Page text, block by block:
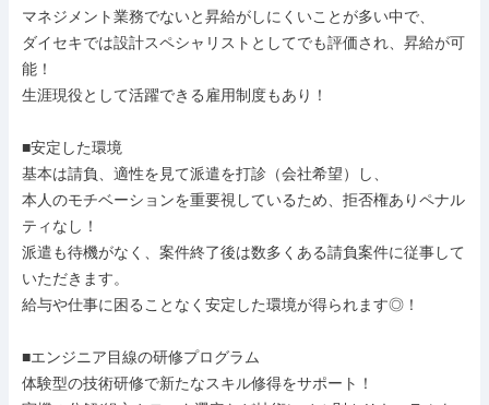
マネジメント業務でないと昇給がしにくいことが多い中で、
ダイセキでは設計スペシャリストとしてでも評価され、昇給が可
能！
生涯現役として活躍できる雇用制度もあり！
■安定した環境
基本は請負、適性を見て派遣を打診（会社希望）し、
本人のモチベーションを重要視しているため、拒否権ありペナル
ティなし！
派遣も待機がなく、案件終了後は数多くある請負案件に従事して
いただきます。
給与や仕事に困ることなく安定した環境が得られます◎！
■エンジニア目線の研修プログラム
体験型の技術研修で新たなスキル修得をサポート！